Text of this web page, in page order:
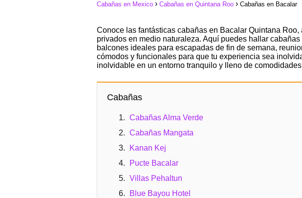
Cabañas en Mexico Cabañas en Quintana Roo Cabañas en Bacalar
Conoce las fantásticas cabañas en Bacalar Quintana
privados en medio naturaleza. Aquí puedes hallar
balcones ideales para escapadas de fin de semana,
cómodos y funcionales para que tu experiencia sea
inolvidable en un entorno tranquilo y lleno de
Cabañas
Cabañas Alma Verde
Cabañas Mangata
Kanan Kej
Pucte Bacalar
Villas Pehaltun
Blue Bayou Hotel